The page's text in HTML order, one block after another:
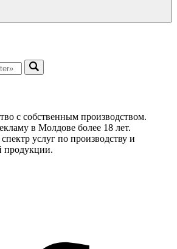
с собственным производством.
в Молдове более 18 лет.
услуг по производству и
продукции.